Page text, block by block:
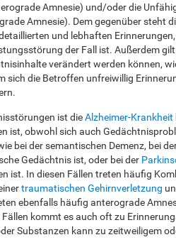
Amnesie) und/oder die
Amnesie). Dem gegenüber steht
und lebhaften
der Fall ist. Außerdem
verändert werden können,
sich die Betroffen unfreiwillig
ist dieAlzheimer-Krankheit
ist, obwohl sich auch
bei der semantischen Demenz, bei
Gedächtnis ist, oder bei der
ist. In diesen Fällen treten häufig
traumatischen Gehirnverletzung
ebenfalls häufig anterograde
kommt es auch oft zu
Substanzen kann zu zeitweiligem